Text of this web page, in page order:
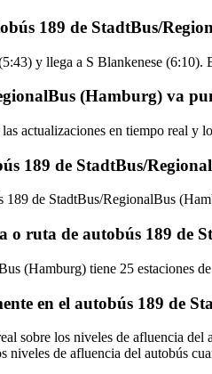
189 de StadtBus/
y llega a S Blankenese
(Hamburg) va
actualizaciones en tiempo real
189 de StadtBus/
189 de StadtBus/RegionalBus
o ruta de autobús 189 de
(Hamburg) tiene 25 estaciones
en el autobús 189 de
sobre los niveles de afluencia
niveles de afluencia del autobús